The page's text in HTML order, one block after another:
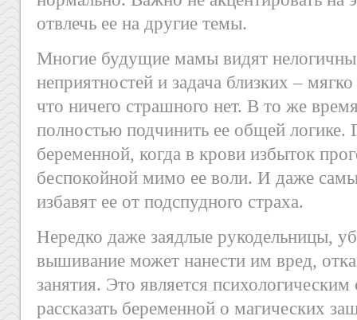
отвлечь ее на другие темы.
Многие будущие мамы видят
неприятностей и задача близких –
что ничего страшного нет. В то же
полностью подчинить ее общей
беременной, когда в крови избыток
беспокойной мимо ее воли. И даже
избавят ее от подспудного страха.
Нередко даже заядлые рукодельницы,
вышивание может нанести им вред,
занятия. Это является
рассказать беременной о магических